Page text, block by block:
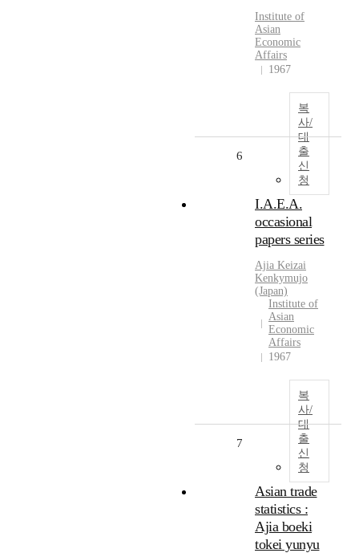
Institute of
Asian
Economic
Affairs
1967
복
사/
대
출
신
청
6
I.A.E.A.
occasional
papers series
Ajia Keizai
Kenkymujo
(Japan)
Institute of
Asian
Economic
Affairs
1967
복
사/
대
출
신
청
7
Asian trade
statistics :
Ajia boeki
tokei yunyu